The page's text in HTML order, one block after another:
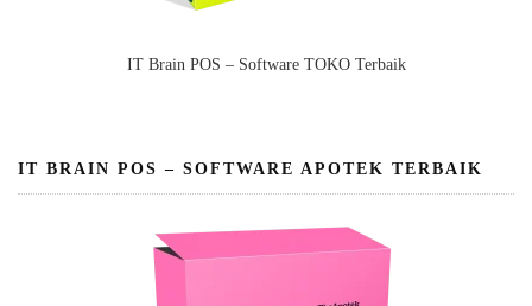
IT Brain POS – Software TOKO Terbaik
IT BRAIN POS – SOFTWARE APOTEK TERBAIK